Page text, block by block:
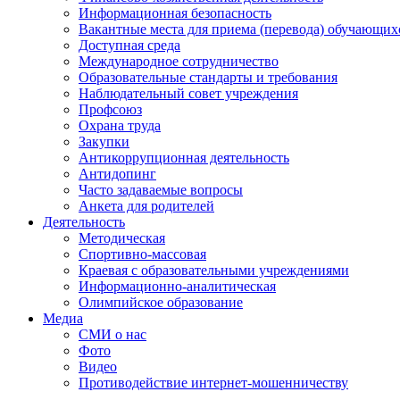
Информационная безопасность
Вакантные места для приема (перевода)
Доступная среда
Международное сотрудничество
Образовательные стандарты и требования
Наблюдательный совет учреждения
Профсоюз
Охрана труда
Закупки
Антикоррупционная деятельность
Антидопинг
Часто задаваемые вопросы
Анкета для родителей
Деятельность
Методическая
Спортивно-массовая
Краевая с образовательными учреждениями
Информационно-аналитическая
Олимпийское образование
Медиа
СМИ о нас
Фото
Видео
Противодействие интернет-мошенничеству